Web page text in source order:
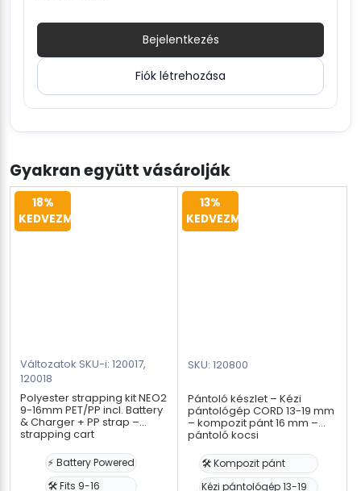
Bejelentkezés
Fiók létrehozása
Gyakran együtt vásárolják
18%
KEDVEZMÉNY
Változatok SKU-i: 120017,
120018
Polyester strapping kit NEO2
9-16mm PET/PP incl. Battery
& Charger + PP strap –
strapping cart
⚡ Battery Powered
🛠️ Fits 9-16
13%
KEDVEZMÉNY
SKU: 120800
Pántoló készlet – Kézi
pántológép CORD 13-19 mm
– kompozit pánt 16 mm –
pántoló kocsi
🛠️ Kompozit pánt
Kézi pántológép 13-19